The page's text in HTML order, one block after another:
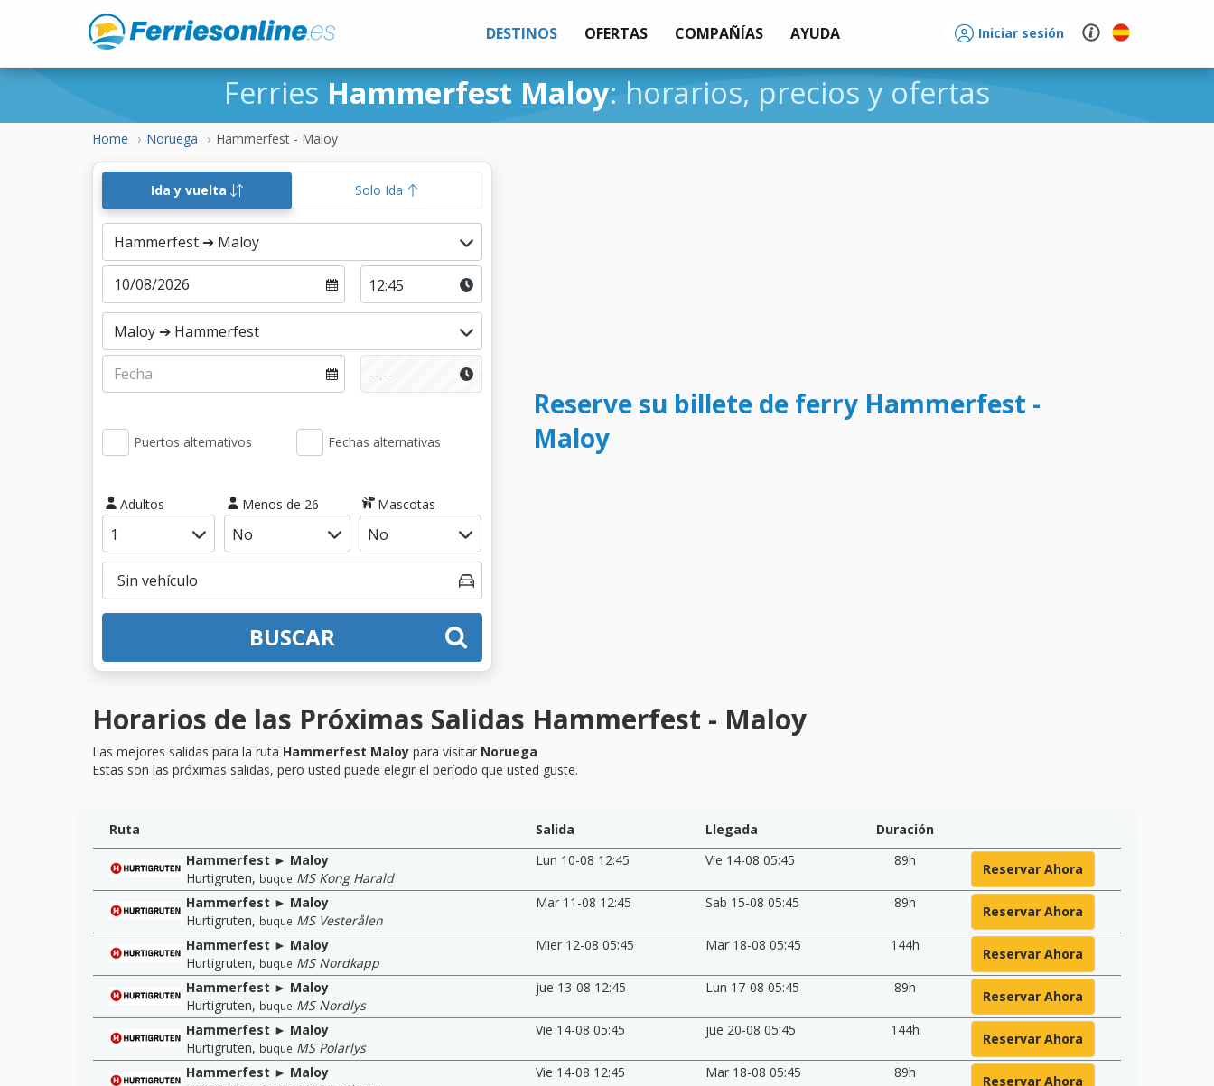
DESTINOS OFERTAS COMPAÑÍAS AYUDA Iniciar sesión
Ferries Hammerfest Maloy: horarios, precios y ofertas
Home Noruega Hammerfest - Maloy
Ida y vuelta Solo Ida
Puertos alternativos Fechas alternativas
Adultos Menos de 26 Mascotas
BUSCAR
Reserve su billete de ferry Hammerfest -
Maloy
Horarios de las Próximas Salidas Hammerfest - Maloy
Las mejores salidas para la ruta Hammerfest Maloy para visitar Noruega
Estas son las próximas salidas, pero usted puede elegir el período que usted guste.
Ruta Salida Llegada
Duración
Hammerfest ► Maloy
Hurtigruten, buque MS Kong Harald
Lun 10-08 12:45 Vie 14-08 05:45 89h
Reservar Ahora
Hammerfest ► Maloy
Hurtigruten, buque MS Vesterålen
Mar 11-08 12:45 Sab 15-08 05:45 89h
Reservar Ahora
Hammerfest ► Maloy
Hurtigruten, buque MS Nordkapp
Mier 12-08 05:45 Mar 18-08 05:45 144h
Reservar Ahora
Hammerfest ► Maloy
Hurtigruten, buque MS Nordlys
jue 13-08 12:45 Lun 17-08 05:45 89h
Reservar Ahora
Hammerfest ► Maloy
Hurtigruten, buque MS Polarlys
Vie 14-08 05:45 jue 20-08 05:45 144h
Reservar Ahora
Hammerfest ► Maloy
Vie 14-08 12:45 Mar 18-08 05:45 89h
Reservar Ahora